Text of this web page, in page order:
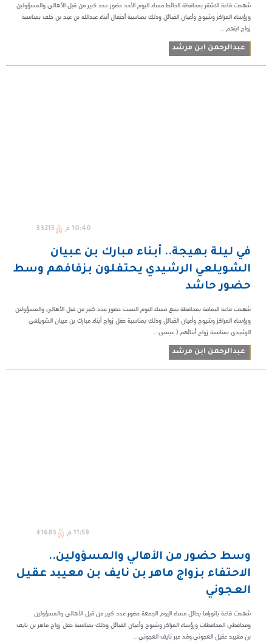
شهدت قاعة الاشقر بمحافظة الحائط مساء اليوم الأحد حضور عدد كبير من قبل الأهالي والمسؤولين
ورؤساء المراكز وشيوخ وأعيان القبائل وذلك بمناسبة أحتفال أبناء عبدالله بن عيد بن خلف بمناسبة
زواج ابنهم ...
عبدالرحمن ابن مرشد
10:40 م 33215
في ليلة بهيجة.. أبناء مبارك بن عبيان
الشويلعي الرشيدي يحتفلون بزفافهم وسط
حضور حاشد
شهدت قاعة اليمامة بمحافظة ينبع مساء اليوم السبت حضور عدد كبير من قبل الأهالي والمسؤولين
ورؤساء المراكز وشيوخ وأعيان القبائل وذلك بمناسبة حفل زواج أبناء مبارك بن عبيان الشويلعي
الرشيدي بمناسبة زواج أبنائهم ( عيسى ...
عبدالرحمن ابن مرشد
11:59 م 41683
وسط حضور من الأهالي والمسؤولين..
الاحتفاء بزواج ماهر بن نايف بن معيبد عقيل
العجوني
شهدت قاعة بانوراما بحائل مساء اليوم الجمعة حضور عدد كبير من قبل الأهالي والمسؤولين
ومحافظي المحافظات ورؤساء المراكز وشيوخ وأعيان القبائل وذلك بمناسبة حفل زواج ماهر بن نايف
بن معيبد عقيل العجوني.وقد عبر نايف العجوني ...